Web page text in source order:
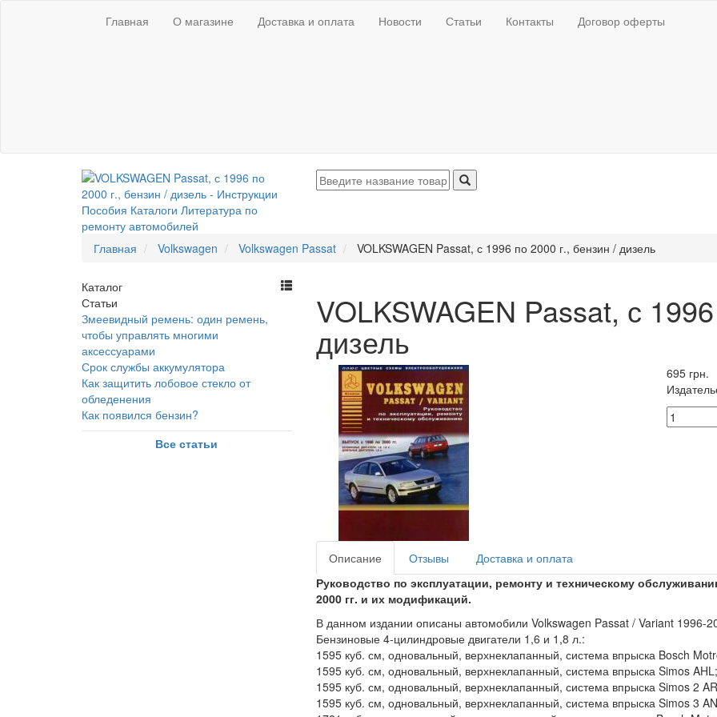
Главная О магазине Доставка и оплата Новости Статьи Контакты Договор оферты
Главная Volkswagen Volkswagen Passat VOLKSWAGEN Passat, с 1996 по 2000 г., бензин / дизель
Каталог
Статьи
Змеевидный ремень: один ремень,
чтобы управлять многими
аксессуарами
Срок службы аккумулятора
Как защитить лобовое стекло от
обледенения
Как появился бензин?
Все статьи
VOLKSWAGEN Passat, с
дизель
695 грн.
Описание Отзывы
Доставка и оплата
Руководство по эксплуатации, ремонту и техническому
2000 гг. и их модификаций.
В данном издании описаны автомобили Volkswagen Passat / Variant 1996-
Бензиновые 4-цилиндровые двигатели 1,6 и 1,8 л.:
1595 куб. см, одновальный, верхнеклапанный, система впрыска Bosch
1595 куб. см, одновальный, верхнеклапанный, система впрыска Simos AHL;
1595 куб. см, одновальный, верхнеклапанный, система впрыска Simos 2
1595 куб. см, одновальный, верхнеклапанный, система впрыска Simos 3